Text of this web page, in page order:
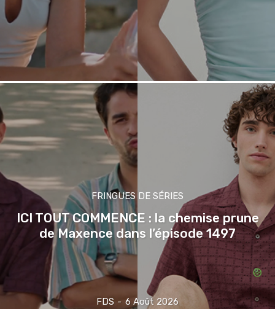
FRINGUES DE SÉRIES
ICI TOUT COMMENCE : la chemise prune
de Maxence dans l’épisode 1497
FDS - 6 Août 2026